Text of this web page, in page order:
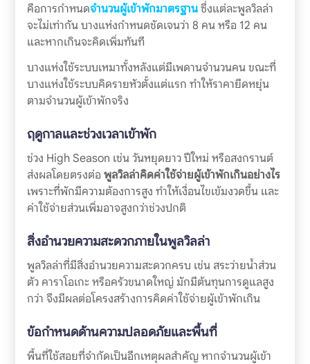
คือการกำหนดจำนวนผู้เข้าพักมาตรฐานซึ่งแต่ละพูลวิลล่า
จะไม่เท่ากัน บางแห่งกำหนดชัดเจนว่า 8 คน หรือ 12 คน
และหากเกินจะคิดเพิ่มทันที
บางแห่งใช้ระบบเหมาทั้งหลังแต่มีเพดานจำนวนคน ขณะที่
บางแห่งใช้ระบบคิดรายหัวตั้งแต่แรก ทำให้ราคายืดหยุ่น
ตามจำนวนผู้เข้าพักจริง
ฤดูกาลและช่วงเวลาเข้าพัก
ช่วง High Season เช่น วันหยุดยาว ปีใหม่ หรือสงกรานต์
ส่งผลโดยตรงต่อ พูลวิลล่าคิดค่าใช้จ่ายผู้เข้าพักเกินอย่างไร
เพราะที่พักมีความต้องการสูง ทำให้เงื่อนไขเข้มงวดขึ้น และ
ค่าใช้จ่ายส่วนเพิ่มอาจสูงกว่าช่วงปกติ
สิ่งอำนวยความสะดวกภายในพูลวิลล่า
พูลวิลล่าที่มีสิ่งอำนวยความสะดวกครบ เช่น สระว่ายน้ำส่วน
ตัว คาราโอเกะ หรือครัวขนาดใหญ่ มักมีต้นทุนการดูแลสูง
กว่า จึงมีผลต่อโครงสร้างการคิดค่าใช้จ่ายผู้เข้าพักเกิน
ข้อกำหนดด้านความปลอดภัยและพื้นที่
พื้นที่ใช้สอยที่จำกัดเป็นอีกเหตุผลสำคัญ หากจำนวนผู้เข้า